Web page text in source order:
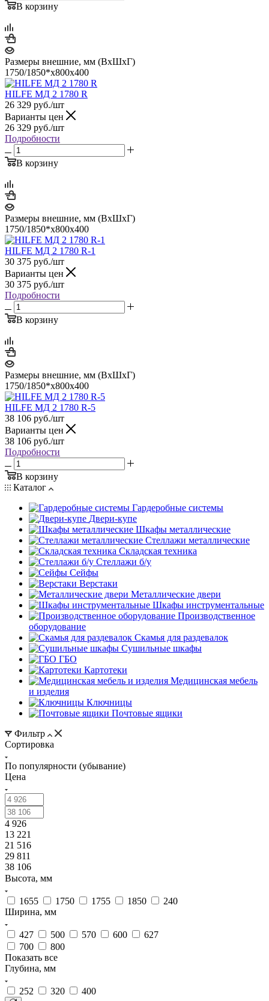
В корзину
Размеры внешние, мм (ВхШхГ)
1750/1850*x800x400
HILFE МД 2 1780 R
26 329 руб./шт
Варианты цен
26 329 руб./шт
Подробности
В корзину
Размеры внешние, мм (ВхШхГ)
1750/1850*x800x400
HILFE МД 2 1780 R-1
30 375 руб./шт
Варианты цен
30 375 руб./шт
Подробности
В корзину
Размеры внешние, мм (ВхШхГ)
1750/1850*x800x400
HILFE МД 2 1780 R-5
38 106 руб./шт
Варианты цен
38 106 руб./шт
Подробности
В корзину
Каталог
Гардеробные системы
Двери-купе
Шкафы металлические
Стеллажи металлические
Складская техника
Стеллажи б/у
Сейфы
Верстаки
Металлические двери
Шкафы инструментальные
Производственное
оборудование
Скамья для раздевалок
Сушильные шкафы
ГБО
Картотеки
Медицинская мебель
и изделия
Ключницы
Почтовые ящики
Фильтр
Сортировка
По популярности (убывание)
Цена
4 926
13 221
21 516
29 811
38 106
Высота, мм
1655 1750 1755 1850
240
Ширина, мм
427 500 570 600
627
700
800
Показать все
Глубина, мм
252 320 400